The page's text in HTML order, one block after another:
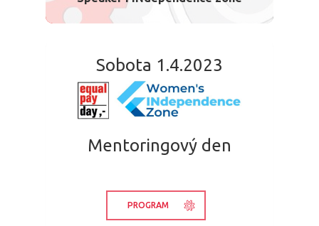
Sobota 1.4.2023
Mentoringový den
PROGRAM